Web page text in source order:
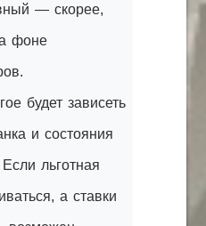
— скорее,
фоне
будет зависеть
и состояния
льготная
а ставки